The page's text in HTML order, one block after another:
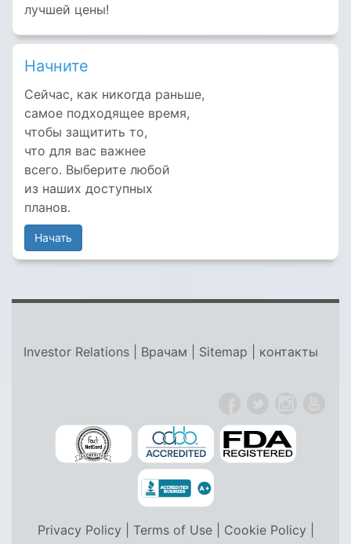
лучшей цены!
Начните
Сейчас, как никогда раньше,
самое подходящее время,
чтобы защитить то,
что для вас важнее
всего. Выберите любой
из наших доступных
планов.
Начать
Investor Relations Врачам Sitemap контакты
Privacy Policy Terms of Use| Cookie Policy